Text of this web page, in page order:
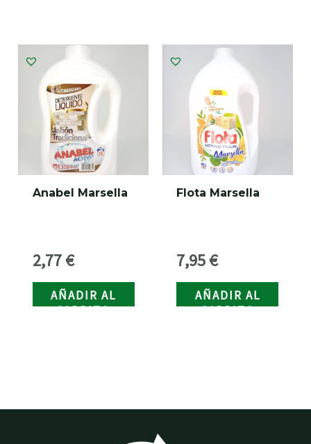
Anabel Marsella
2,77€
AÑADIR AL
CARRITO
Flota Marsella
7,95€
AÑADIR AL
CARRITO